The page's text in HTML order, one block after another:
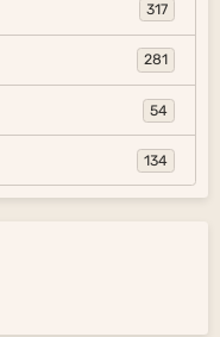
317
281
54
134